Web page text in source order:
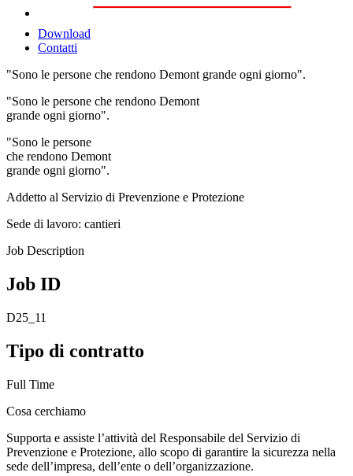
Download
Contatti
"Sono le persone che rendono Demont grande ogni giorno".
"Sono le persone che rendono Demont
grande ogni giorno".
"Sono le persone
che rendono Demont
grande ogni giorno".
Addetto al Servizio di Prevenzione e Protezione
Sede di lavoro: cantieri
Job Description
Job ID
D25_11
Tipo di contratto
Full Time
Cosa cerchiamo
Supporta e assiste l’attività del Responsabile del Servizio di
Prevenzione e Protezione, allo scopo di garantire la sicurezza nella
sede dell’impresa, dell’ente o dell’organizzazione.